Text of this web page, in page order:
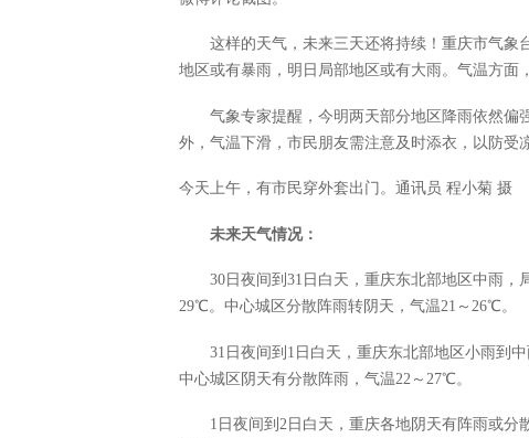
这样的天气，未来三天还将持续！重庆市气象
地区或有暴雨，明日局部地区或有大雨。气温方
气象专家提醒，今明两天部分地区降雨依然偏
外，气温下滑，市民朋友需注意及时添衣，以防受
今天上午，有市民穿外套出门。通讯员 程小菊 摄
未来天气情况：
30日夜间到31日白天，重庆东北部地区中雨，
29℃。中心城区分散阵雨转阴天，气温21～26℃。
31日夜间到1日白天，重庆东北部地区小雨到
中心城区阴天有分散阵雨，气温22～27℃。
1日夜间到2日白天，重庆各地阴天有阵雨或